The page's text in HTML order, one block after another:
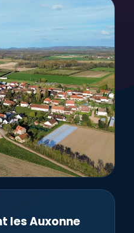
les Auxonne